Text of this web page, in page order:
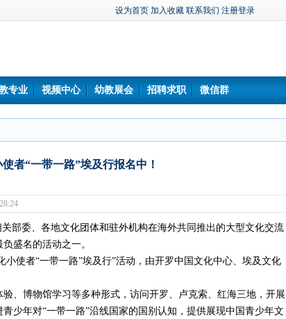
设为首页 加入收藏 联系我们 注册登录
专业 视频中心 幼教展会 招聘求职 微信群
者“一带一路”埃及行报名中！
委、各地文化团体和驻外机构在海外共同推出的大型文化交流
盛名的活动之一。
使者“一带一路”埃及行”活动，由开罗中国文化中心、埃及文化
博物馆学习等多种形式，访问开罗、卢克索、红海三地，开展
少年对“一带一路”沿线国家的国别认知，提供展现中国青少年文